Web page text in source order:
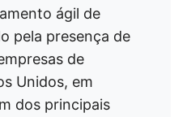
ágil de
pela presença de
de
Unidos, em
dos principais